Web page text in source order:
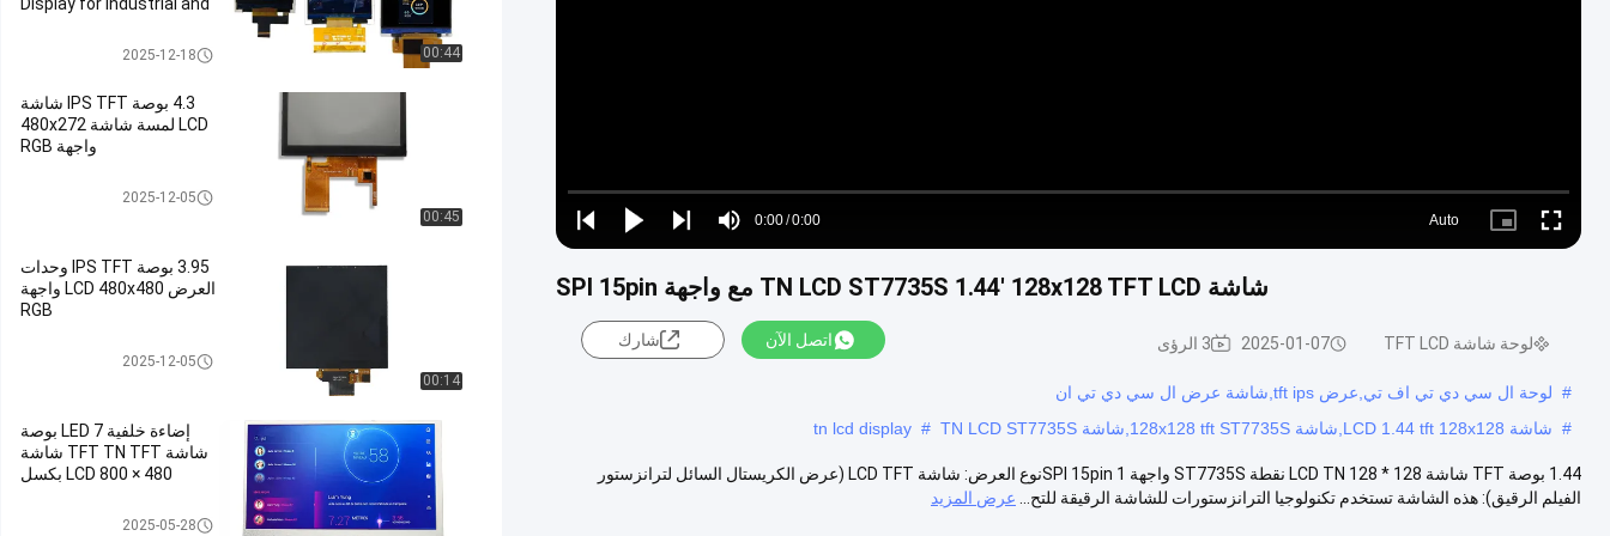
Play
Play
Play
Mute
Time
0:00/0:00
Loaded:
0%
Auto
Picture- Fullscreen
شاشة TN LCD ST7735S 1.44' 128x128 TFT LCD مع واجهة SPI 15pin
لوحة شاشة TFT LCD 2025-01-07 3 الرؤى اتصل الآن شارك
# لوحة ال سي دي تي اف تي,عرض tft ips,شاشة عرض ال سي دي تي ان
# شاشة LCD 1.44 tft 128x128,شاشة 128x128 tft ST7735S,شاشة TN LCD ST7735S #
tn lcd display
1.44 بوصة TFT شاشة LCD TN 128 * 128 نقطة ST7735S واجهة SPI 15pin 1نوع العرض: شاشة LCD TFT (عرض الكريستال السائل لترانزستور
الفيلم الرقيق): هذه الشاشة تستخدم تكنولوجيا الترانزستورات للشاشة الرقيقة للتح...
عرض المزيد
00:44 لوحة شاشة TFT LCD2025-12-18
00:45
4.3 بوصة IPS TFT شاشة
LCD لمسة شاشة 480x272
واجهة RGB
لوحة شاشة TFT LCD2025-12-05
00:14
3.95 بوصة IPS TFT وحدات
العرض LCD 480x480 واجهة
RGB
لوحة شاشة TFT LCD2025-12-05
إضاءة خلفية LED 7 بوصة
شاشة TFT TN TFT شاشة
LCD 800 × 480 بكسل
لوحة شاشة TFT LCD2025-05-28